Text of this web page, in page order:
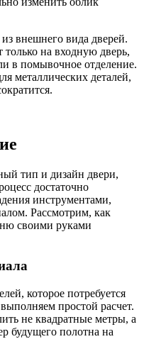
внешнего вида дверей.
на входную дверь,
в помывочное отделение.
металлических деталей,
тип и дизайн двери,
достаточно
инструментами,
Рассмотрим, как
своими руками
которое потребуется
простой расчет.
не квадратные метры, а
будущего полотна на